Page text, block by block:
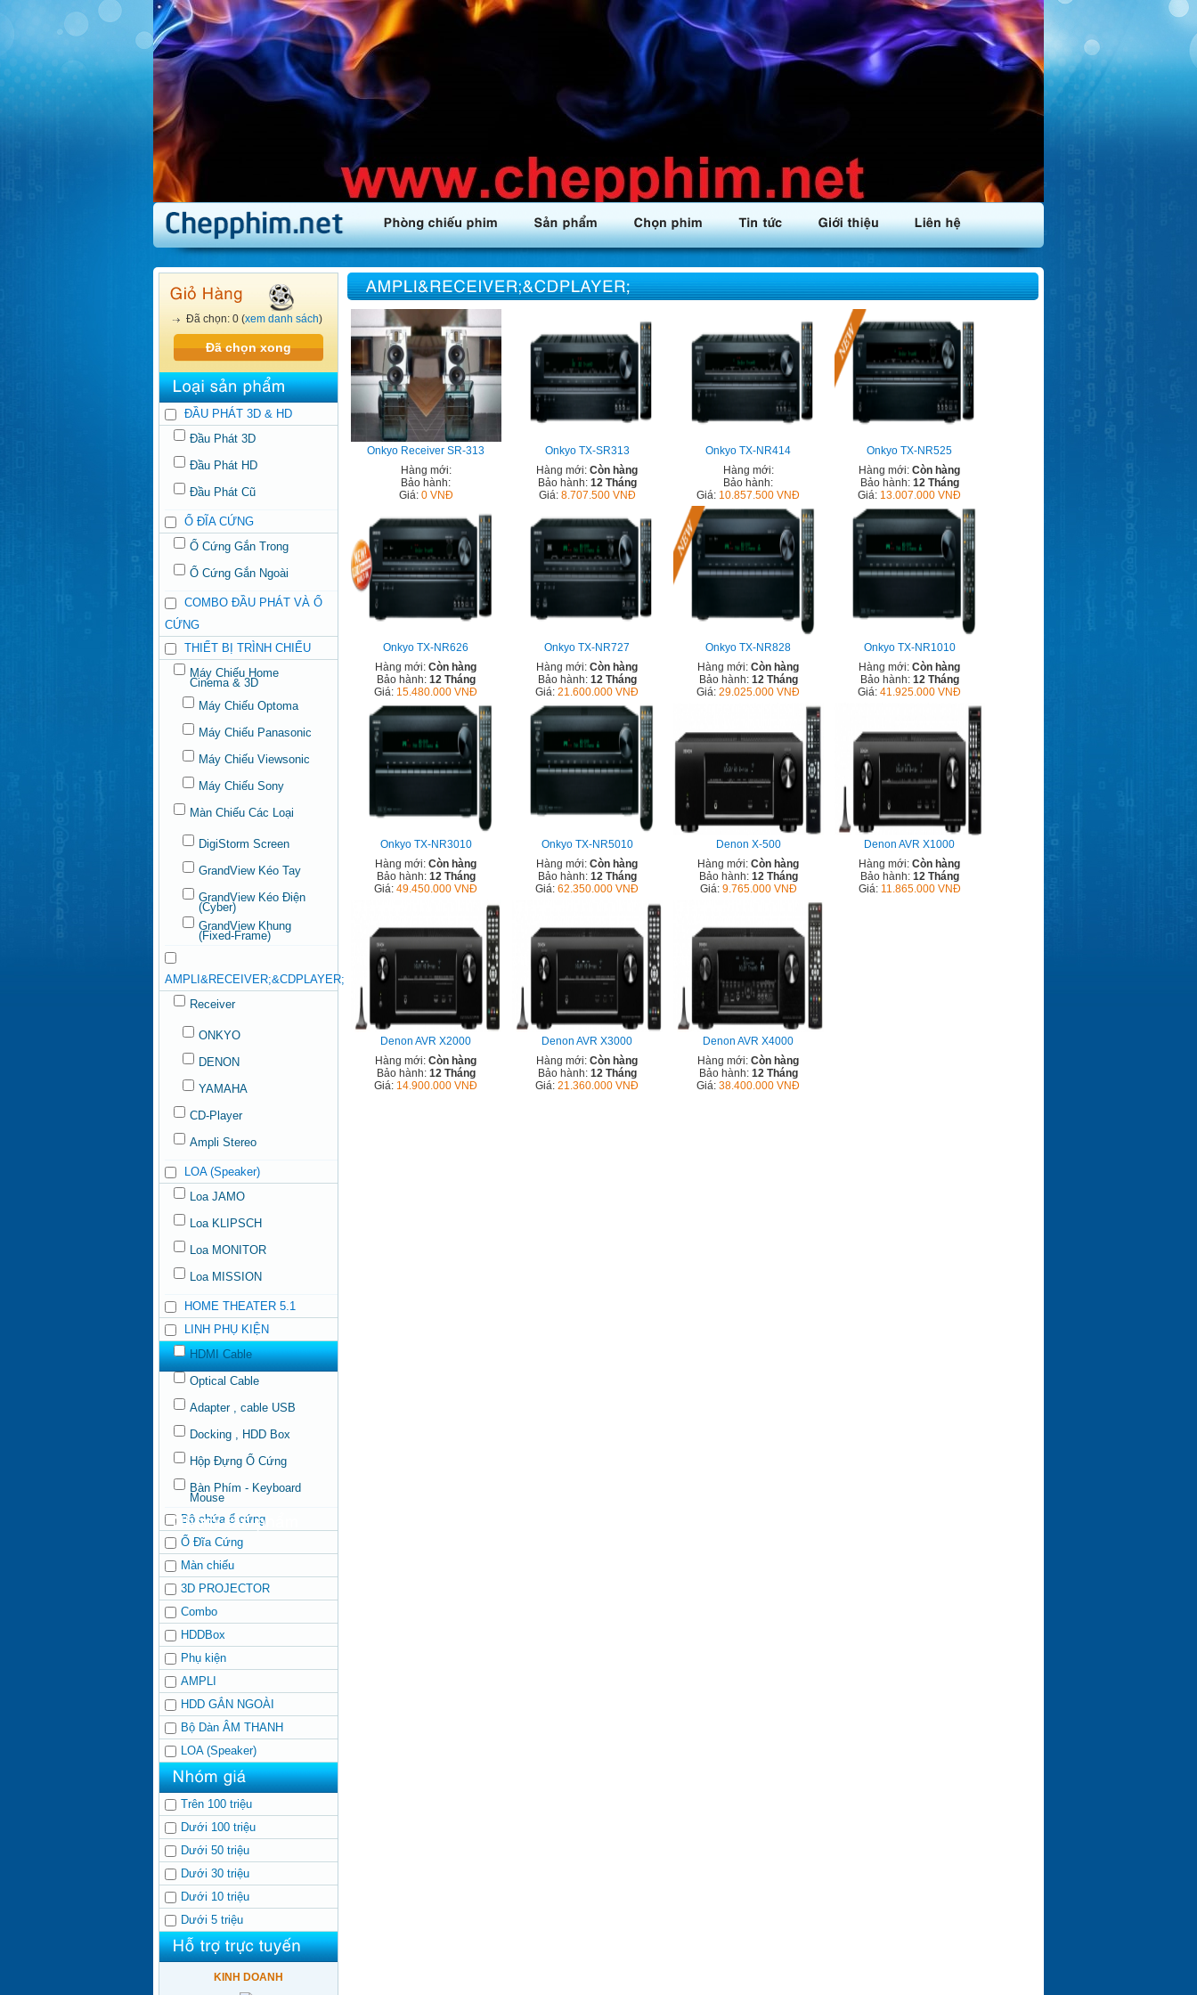
Đã chọn: 0 (xem danh sách)
Đã chọn xong
ĐẦU PHÁT 3D & HD
Đầu Phát 3D
Đầu Phát HD
Đầu Phát Cũ
Ổ ĐĨA CỨNG
Ổ Cứng Gắn Trong
Ổ Cứng Gắn Ngoài
COMBO ĐẦU PHÁT VÀ Ổ
CỨNG
THIẾT BỊ TRÌNH CHIẾU
Máy Chiếu Home
Cinema & 3D
Máy Chiếu Optoma
Máy Chiếu Panasonic
Máy Chiếu Viewsonic
Máy Chiếu Sony
Màn Chiếu Các Loại
DigiStorm Screen
GrandView Kéo Tay
GrandView Kéo Điện
(Cyber)
GrandView Khung
(Fixed-Frame)
AMPLI&RECEIVER;&CDPLAYER;
Receiver
ONKYO
DENON
YAMAHA
CD-Player
Ampli Stereo
LOA (Speaker)
Loa JAMO
Loa KLIPSCH
Loa MONITOR
Loa MISSION
HOME THEATER 5.1
LINH PHỤ KIỆN
HDMI Cable
Optical Cable
Adapter , cable USB
Docking , HDD Box
Hộp Đựng Ổ Cứng
Bàn Phím - Keyboard
Mouse
Bộ chứa ổ cứng
Ổ Đĩa Cứng
Màn chiếu
3D PROJECTOR
Combo
HDDBox
Phụ kiện
AMPLI
HDD GẮN NGOÀI
Bộ Dàn ÂM THANH
LOA (Speaker)
Trên 100 triệu
Dưới 100 triệu
Dưới 50 triệu
Dưới 30 triệu
Dưới 10 triệu
Dưới 5 triệu
KINH DOANH
Onkyo Receiver SR-313
Hàng mới:
Bảo hành:
Giá: 0 VNĐ
Onkyo TX-SR313
Hàng mới: Còn hàng
Bảo hành: 12 Tháng
Giá: 8.707.500 VNĐ
Onkyo TX-NR414
Hàng mới:
Bảo hành:
Giá: 10.857.500 VNĐ
Onkyo TX-NR525
Hàng mới: Còn hàng
Bảo hành: 12 Tháng
Giá: 13.007.000 VNĐ
Onkyo TX-NR626
Hàng mới: Còn hàng
Bảo hành: 12 Tháng
Giá: 15.480.000 VNĐ
Onkyo TX-NR727
Hàng mới: Còn hàng
Bảo hành: 12 Tháng
Giá: 21.600.000 VNĐ
Onkyo TX-NR828
Hàng mới: Còn hàng
Bảo hành: 12 Tháng
Giá: 29.025.000 VNĐ
Onkyo TX-NR1010
Hàng mới: Còn hàng
Bảo hành: 12 Tháng
Giá: 41.925.000 VNĐ
Onkyo TX-NR3010
Hàng mới: Còn hàng
Bảo hành: 12 Tháng
Giá: 49.450.000 VNĐ
Onkyo TX-NR5010
Hàng mới: Còn hàng
Bảo hành: 12 Tháng
Giá: 62.350.000 VNĐ
Denon X-500
Hàng mới: Còn hàng
Bảo hành: 12 Tháng
Giá: 9.765.000 VNĐ
Denon AVR X1000
Hàng mới: Còn hàng
Bảo hành: 12 Tháng
Giá: 11.865.000 VNĐ
Denon AVR X2000
Hàng mới: Còn hàng
Bảo hành: 12 Tháng
Giá: 14.900.000 VNĐ
Denon AVR X3000
Hàng mới: Còn hàng
Bảo hành: 12 Tháng
Giá: 21.360.000 VNĐ
Denon AVR X4000
Hàng mới: Còn hàng
Bảo hành: 12 Tháng
Giá: 38.400.000 VNĐ